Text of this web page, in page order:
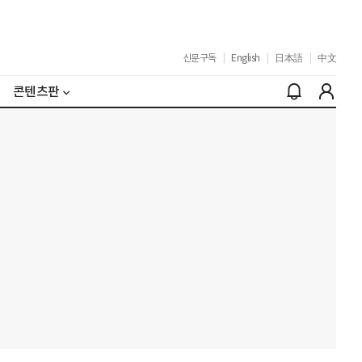
신문구독 English 日本語 中文
콘텐츠판